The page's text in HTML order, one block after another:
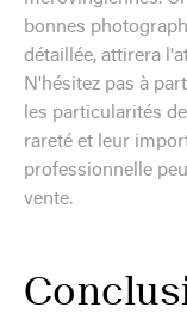
bonnes
détaillée, attirera
N'hésitez pas à
les particularités
rareté et leur
professionnelle
vente.